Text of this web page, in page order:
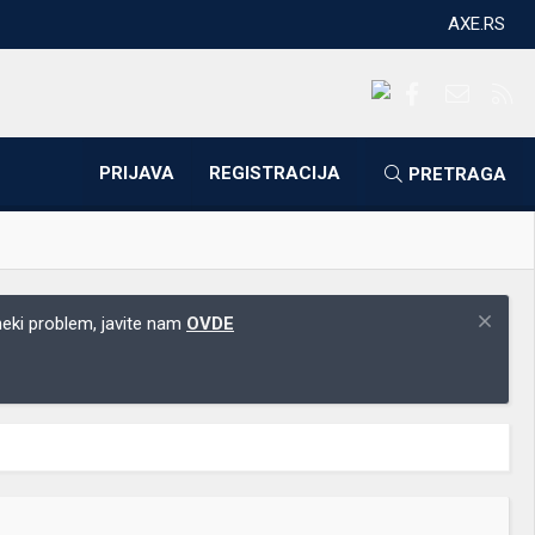
AXE.RS
PRIJAVA REGISTRACIJA PRETRAGA
problem, javite nam OVDE